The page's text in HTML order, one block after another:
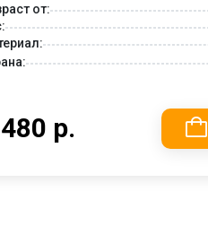
от:
р.